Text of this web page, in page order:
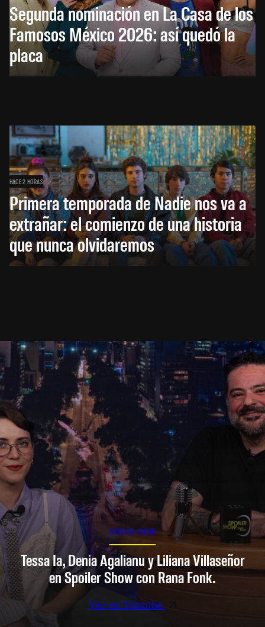
Segunda nominación en La Casa de los
Famosos México 2026: así quedó la
placa
HACE 2 HORAS
Primera temporada de Nadie nos va a
extrañar: el comienzo de una historia
que nunca olvidaremos
SPOILER SHOW
Tessa Ia, Denia Agalianu y Liliana Villaseñor
en Spoiler Show con Rana Fonk.
Ver en Youtube